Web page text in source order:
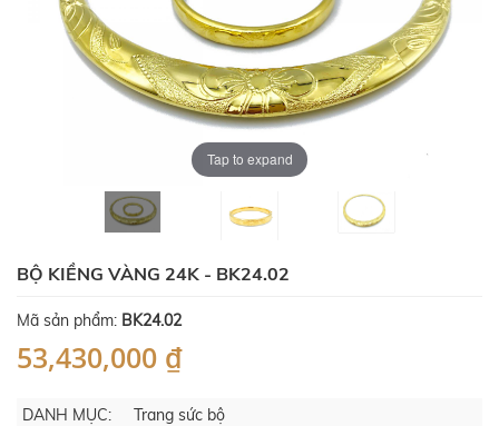
Tap to expand
BỘ KIỀNG VÀNG 24K - BK24.02
Mã sản phẩm: BK24.02
53,430,000 ₫
DANH MỤC: Trang sức bộ